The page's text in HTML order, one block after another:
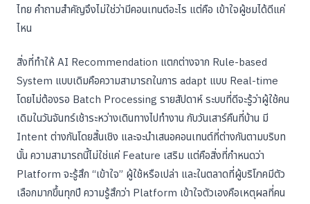
ไทย คำถามสำคัญจึงไม่ใช่ว่ามีคอนเทนต์อะไร แต่คือ เข้าใจผู้ชมได้ดีแค่
ไหน
สิ่งที่ทำให้ AI Recommendation แตกต่างจาก Rule-based
System แบบเดิมคือความสามารถในการ adapt แบบ Real-time
โดยไม่ต้องรอ Batch Processing รายสัปดาห์ ระบบที่ดีจะรู้ว่าผู้ใช้คน
เดิมในวันจันทร์เช้าระหว่างเดินทางไปทำงาน กับวันเสาร์คืนที่บ้าน มี
Intent ต่างกันโดยสิ้นเชิง และจะนำเสนอคอนเทนต์ที่ต่างกันตามบริบท
นั้น ความสามารถนี้ไม่ใช่แค่ Feature เสริม แต่คือสิ่งที่กำหนดว่า
Platform จะรู้สึก “เข้าใจ” ผู้ใช้หรือเปล่า และในตลาดที่ผู้บริโภคมีตัว
เลือกมากขึ้นทุกปี ความรู้สึกว่า Platform เข้าใจตัวเองคือเหตุผลที่คน